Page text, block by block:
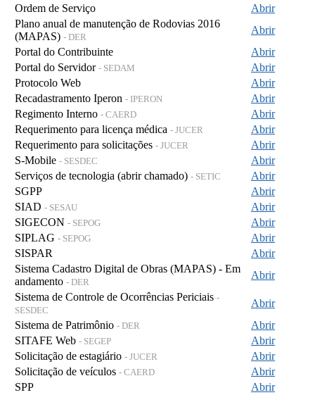
Ordem de Serviço
Abrir
Plano anual de manutenção de Rodovias 2016
(MAPAS) - DER
Abrir
Portal do Contribuinte
Abrir
Portal do Servidor - SEDAM
Abrir
Protocolo Web
Abrir
Recadastramento Iperon - IPERON
Abrir
Regimento Interno - CAERD
Abrir
Requerimento para licença médica - JUCER
Abrir
Requerimento para solicitações - JUCER
Abrir
S-Mobile - SESDEC
Abrir
Serviços de tecnologia (abrir chamado) - SETIC
Abrir
SGPP
Abrir
SIAD - SESAU
Abrir
SIGECON - SEPOG
Abrir
SIPLAG - SEPOG
Abrir
SISPAR
Abrir
Sistema Cadastro Digital de Obras (MAPAS) - Em
andamento - DER
Abrir
Sistema de Controle de Ocorrências Periciais -
SESDEC
Abrir
Sistema de Patrimônio - DER
Abrir
SITAFE Web - SEGEP
Abrir
Solicitação de estagiário - JUCER
Abrir
Solicitação de veículos - CAERD
Abrir
SPP
Abrir